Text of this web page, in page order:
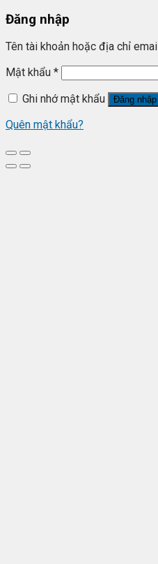
Đăng nhập
Tên tài khoản hoặc địa chỉ email
Mật khẩu *
Ghi nhớ mật khẩu
Đăng nhập
Quên mật khẩu?